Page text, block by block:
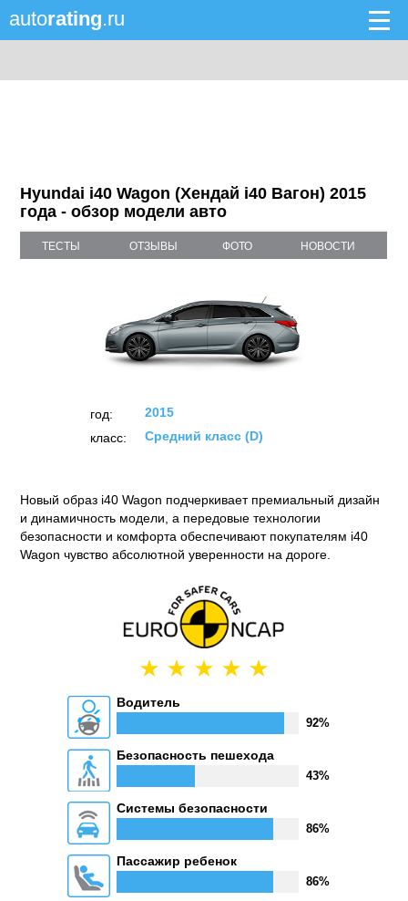
autorating.ru
Hyundai i40 Wagon (Хендай i40 Вагон) 2015
года - обзор модели авто
ТЕСТЫ ОТЗЫВЫ ФОТО НОВОСТИ
год:
2015
класс:
Средний класс (D)
Новый образ i40 Wagon подчеркивает премиальный дизайн
и динамичность модели, а передовые технологии
безопасности и комфорта обеспечивают покупателям i40
Wagon чувство абсолютной уверенности на дороге.
Водитель
92%
Безопасность пешехода
43%
Системы безопасности
86%
Пассажир ребенок
86%